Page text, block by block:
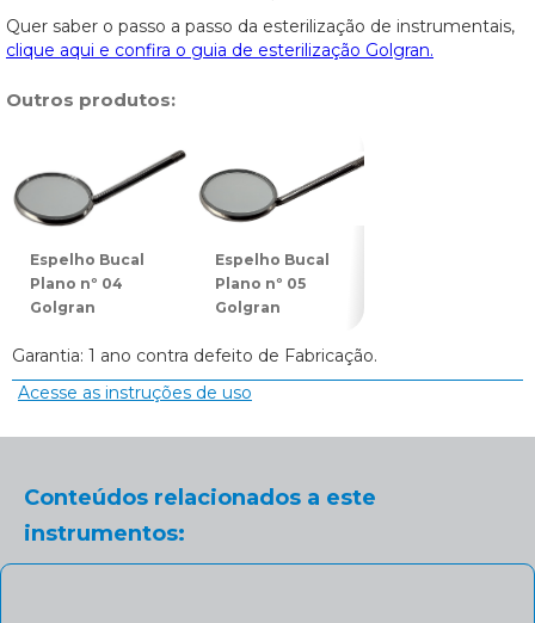
Quer saber o passo a passo da esterilização de instrumentais,
clique aqui e confira o guia de esterilização Golgran.
Outros produtos:
Espelho Bucal
Plano nº 04
Golgran
Espelho Bucal
Plano nº 05
Golgran
Garantia: 1 ano contra defeito de Fabricação.
Acesse as instruções de uso
Conteúdos relacionados a este
instrumentos: